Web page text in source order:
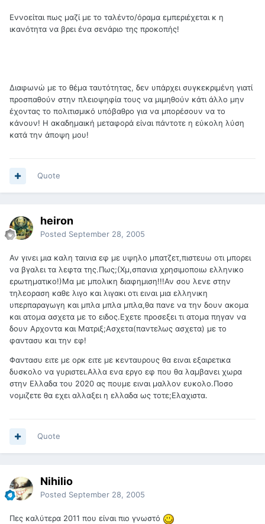
Εννοείται πως μαζί με το ταλέντο/όραμα εμπεριέχεται κ η
ικανότητα να βρει ένα σενάριο της προκοπής!
Διαφωνώ με το θέμα ταυτότητας, δεν υπάρχει συγκεκριμένη γιατί
προσπαθούν στην πλειοψηφία τους να μιμηθούν κάτι άλλο μην
έχοντας το πολιτισμικό υπόβαθρο για να μπορέσουν να το
κάνουν! Η ακαδημαική μεταφορά είναι πάντοτε η εύκολη λύση
κατά την άποψη μου!
Quote
heiron
Posted September 28, 2005
Αν γινει μια καλη ταινια εφ με υψηλο μπατζετ,πιστευω οτι μπορει
να βγαλει τα λεφτα της.Πως;(Χμ,σπανια χρησιμοποιω ελληνικο
ερωτηματικο!)Μα με μπολικη διαφημιση!!!Αν σου λενε στην
τηλεοραση καθε λιγο και λιγακι οτι ειναι μια ελληνικη
υπερπαραγωγη και μπλα μπλα μπλα,θα πανε να την δουν ακομα
και ατομα ασχετα με το ειδος.Εχετε προσεξει τι ατομα πηγαν να
δουν Αρχοντα και Ματριξ;Ασχετα(παντελως ασχετα) με το
φαντασυ και την εφ!
Φαντασυ ειτε με ορκ ειτε με κενταυρους θα ειναι εξαιρετικα
δυσκολο να γυριστει.Αλλα ενα εργο εφ που θα λαμβανει χωρα
στην Ελλαδα του 2020 ας πουμε ειναι μαλλον ευκολο.Ποσο
νομιζετε θα εχει αλλαξει η ελλαδα ως τοτε;Ελαχιστα.
Quote
Nihilio
Posted September 28, 2005
Πες καλύτερα 2011 που είναι πιο γνωστό